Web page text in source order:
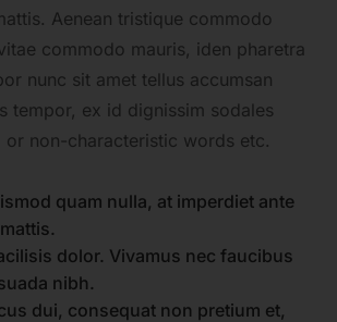
Aenean tristique commodo
commodo mauris, iden pharetra
nunc sit amet tellus accumsan
tempor, ex id dignissim sodales
or non-characteristic words etc.
quam nulla, at imperdiet ante
dolor. Vivamus nec faucibus
nibh.
dui, consequat non pretium et,